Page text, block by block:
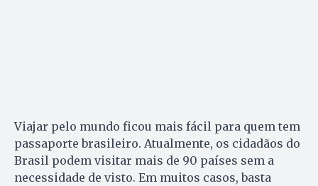
Viajar pelo mundo ficou mais fácil para quem tem
passaporte brasileiro. Atualmente, os cidadãos do
Brasil podem visitar mais de 90 países sem a
necessidade de visto. Em muitos casos, basta